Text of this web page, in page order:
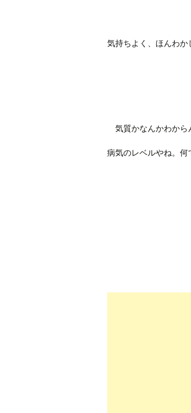
気持ちよく、ほんわか
気質かなんかわから
病気のレベルやね。何